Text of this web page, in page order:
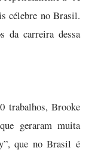
célebre no Brasil.
da carreira dessa
trabalhos, Brooke
geraram muita
que no Brasil é